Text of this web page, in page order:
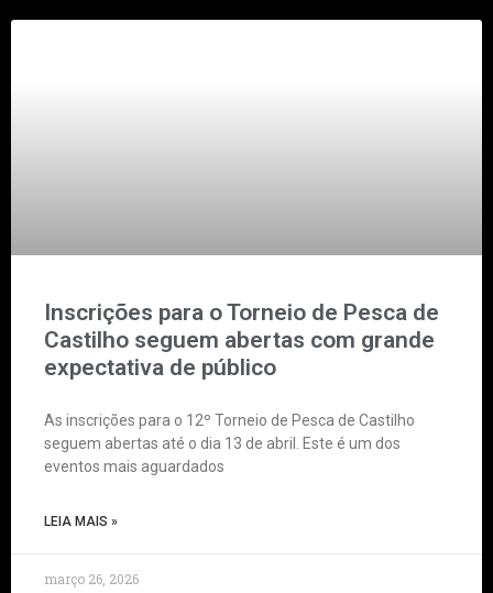
Inscrições para o Torneio de Pesca de
Castilho seguem abertas com grande
expectativa de público
As inscrições para o 12º Torneio de Pesca de Castilho
seguem abertas até o dia 13 de abril. Este é um dos
eventos mais aguardados
LEIA MAIS »
março 26, 2026